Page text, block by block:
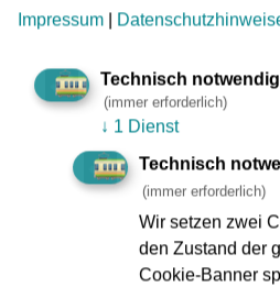
Bitte beachten Sie:
Die Coupons berechtigen nur
Die Treuebonus-Angebote
Gutschein- oder
Eine Barauszahlung oder
jeweiligen Leistung ist nicht
Alle Text- und Bildinhalte
urheberrechtlich geschützt.
Impressum |
Technisch
(immer erforderlich)
↓ 1 Dienst
Technisch
(immer erforderlich)
Wir setzen zwei
den Zustand der
Cookie-Banner